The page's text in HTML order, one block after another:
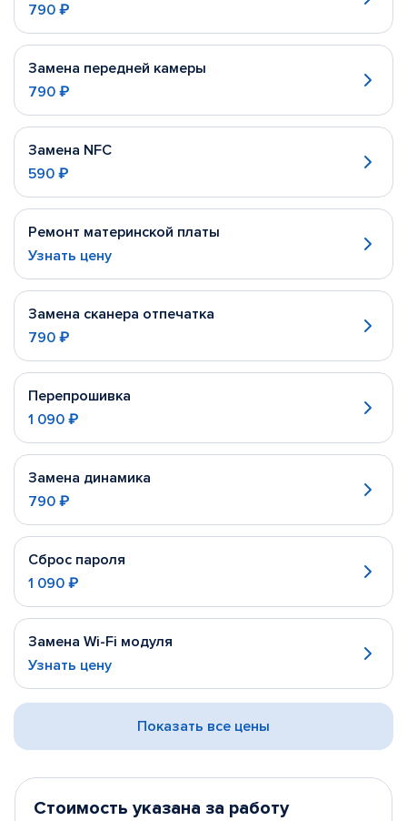
790 ₽
Замена передней камеры
790 ₽
Замена NFC
590 ₽
Ремонт материнской платы
Узнать цену
Замена сканера отпечатка
790 ₽
Перепрошивка
1 090 ₽
Замена динамика
790 ₽
Сброс пароля
1 090 ₽
Замена Wi-Fi модуля
Узнать цену
Показать все цены
Стоимость указана за работу